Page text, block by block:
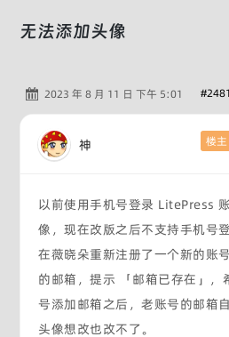
无法添加头像
2023 年 8 月 11 日 下午 5:01
神 楼主
以前使用手机号登录 LitePress
像，现在改版之后不支持手机号
在薇晓朵重新注册了一个新的账
的邮箱，提示 「邮箱已存在」，
号添加邮箱之后，老账号的邮箱
头像想改也改不了。